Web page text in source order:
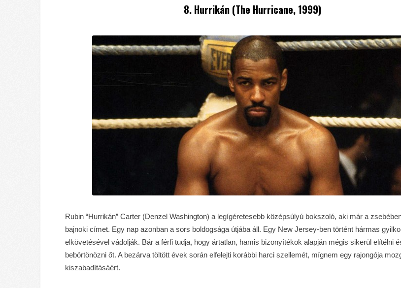
8. Hurrikán (The Hurricane, 1999)
Rubin “Hurrikán” Carter (Denzel Washington) a legígéretesebb középsúlyú bokszoló, aki már a
bajnoki címet. Egy nap azonban a sors boldogsága útjába áll. Egy New Jersey-ben történt hármas
elkövetésével vádolják. Bár a férfi tudja, hogy ártatlan, hamis bizonyítékok alapján mégis sikerül elítélni
bebörtönözni őt. A bezárva töltött évek során elfelejti korábbi harci szellemét, mígnem egy rajongója
kiszabadításáért.